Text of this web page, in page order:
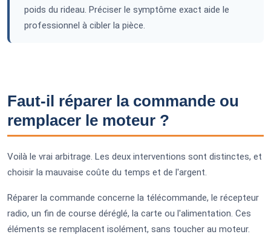
poids du rideau. Préciser le symptôme exact aide le
professionnel à cibler la pièce.
Faut-il réparer la commande ou
remplacer le moteur ?
Voilà le vrai arbitrage. Les deux interventions sont distinctes, et
choisir la mauvaise coûte du temps et de l'argent.
Réparer la commande concerne la télécommande, le récepteur
radio, un fin de course déréglé, la carte ou l'alimentation. Ces
éléments se remplacent isolément, sans toucher au moteur.